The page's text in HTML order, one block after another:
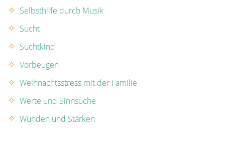
Selbsthilfe durch Musik
Sucht
Suchtkind
Vorbeugen
Weihnachtsstress mit der Familie
Werte und Sinnsuche
Wunden und Stärken